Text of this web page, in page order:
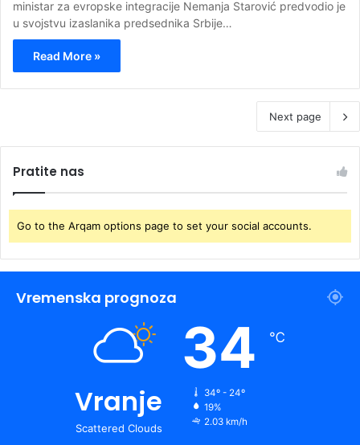
ministar za evropske integracije Nemanja Starović predvodio je
u svojstvu izaslanika predsednika Srbije…
Read More »
Next page
Pratite nas
Go to the Arqam options page to set your social accounts.
Vremenska prognoza
Vranje
Scattered Clouds
34 ℃
34º - 24º
19%
2.03 km/h